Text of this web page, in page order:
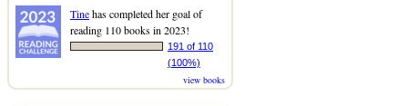
Tinehas completed her goal of
reading 110 books in 2023!
191 of 110
(100%)
view books